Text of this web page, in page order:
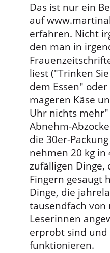
Das ist nur ein
auf
erfahren. Nicht
den man in
liest ("Trinken
dem Essen"
mageren Käse
Uhr nichts
Abnehm-
die 30er-
nehmen 20 kg in
zufälligen Dinge,
Fingern gesaugt
Dinge, die
tausendfach
Leserinnen
erprobt sind und